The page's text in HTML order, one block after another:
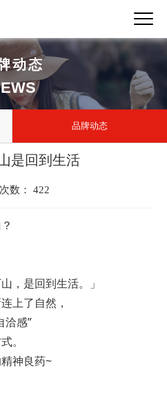
动态
品牌动态
是回到生活
数： 422
，是回到生活。」
上了自然，
洽感”
。
神良药~